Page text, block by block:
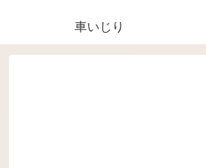
車いじり